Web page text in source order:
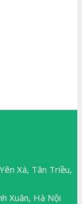
Xá, Tân Triều,
Xuân, Hà Nội